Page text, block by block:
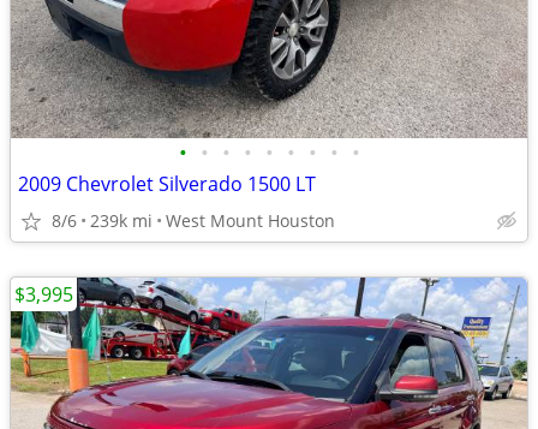
• • • • • • • • •
2009 Chevrolet Silverado 1500 LT
8/6 239k mi West Mount Houston
$3,995